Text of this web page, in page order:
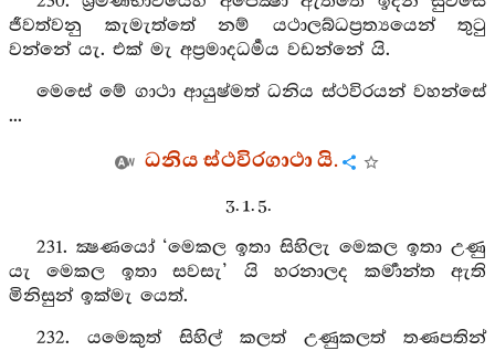
ජීවත්වනු කැමැත්තේ නම් යථාලබ්ධප්‍රත්‍යයෙන් තුටු
වන්නේ යැ. එක් මැ අප්‍රමාදධර්‍මය වඩන්නේ යි.
මෙසේ මේ ගාථා ආයුෂ්මත් ධනිය ස්ථවිරයන් වහන්සේ
...
ධනිය ස්ථවිරගාථා යි.
3. 1. 5.
231. ක්‍ෂණයෝ ‘මෙකල ඉතා සිහිලැ මෙකල ඉතා උණු
යැ මෙකල ඉතා සවසැ’ යි හරනාලද කර්‍මාන්ත ඇති
මිනිසුන් ඉක්මැ යෙත්.
232. යමෙකුත් සිහිල් කලත් උණුකලත් තණපතින්